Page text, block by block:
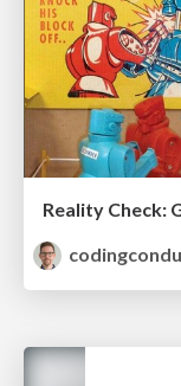
Reality Check: